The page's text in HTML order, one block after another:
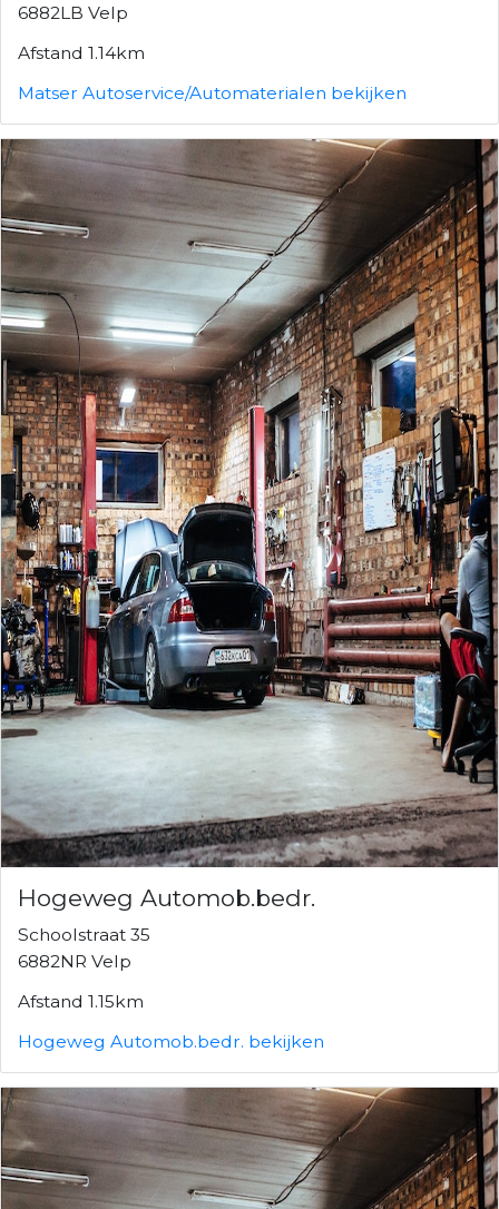
6882LB Velp
Afstand 1.14km
Matser Autoservice/Automaterialen bekijken
Hogeweg Automob.bedr.
Schoolstraat 35
6882NR Velp
Afstand 1.15km
Hogeweg Automob.bedr. bekijken